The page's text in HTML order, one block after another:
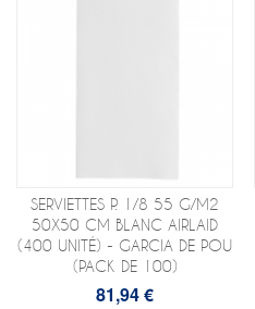
SERVIETTES P. 1/8 55 G/M2
50X50 CM BLANC AIRLAID
(400 UNITÉ) - GARCIA DE POU
(PACK DE 100)
81,94 €